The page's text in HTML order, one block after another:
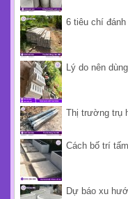
6 tiêu chí
Lý do nên
Thị trường trụ
Cách bố trí
Dự báo xu